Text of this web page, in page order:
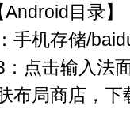
目录】
手机存储/
：点击输入法
布局商店，下